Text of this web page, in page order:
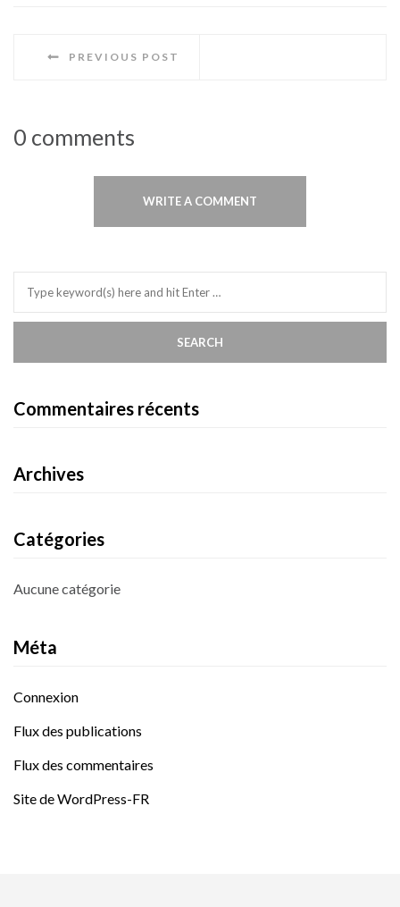
PREVIOUS POST
0 comments
WRITE A COMMENT
Commentaires récents
Archives
Catégories
Aucune catégorie
Méta
Connexion
Flux des publications
Flux des commentaires
Site de WordPress-FR